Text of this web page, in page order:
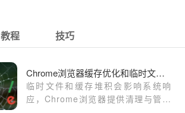
教程 技巧
Chrome浏览器缓存优化和临时文件管理
临时文件和缓存堆积会影响系统响
应，Chrome浏览器提供清理与管理